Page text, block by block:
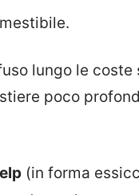
lungo le
poco
(in forma